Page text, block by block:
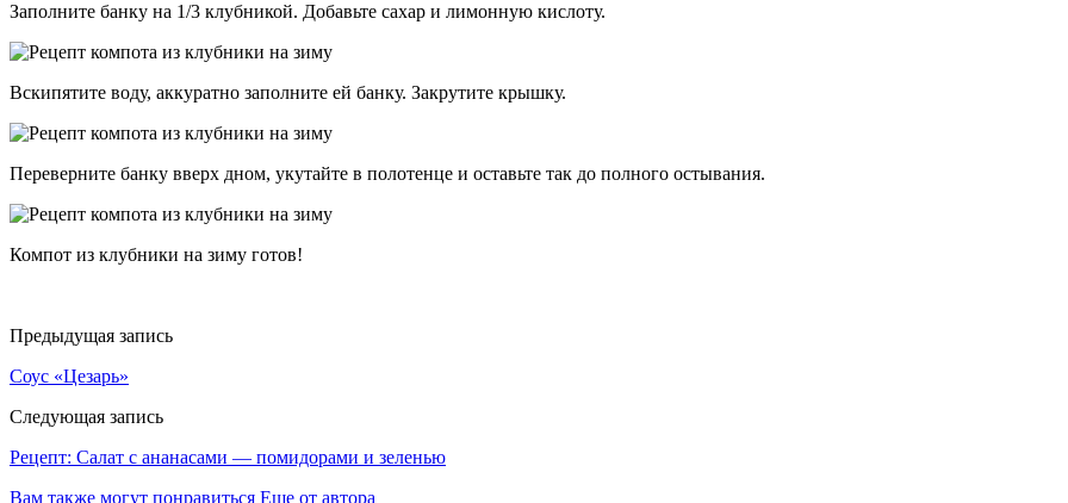
Заполните банку на 1/3 клубникой. Добавьте сахар и лимонную кислоту.
Вскипятите воду, аккуратно заполните ей банку. Закрутите крышку.
Переверните банку вверх дном, укутайте в полотенце и оставьте так до полного остывания.
Компот из клубники на зиму готов!
Предыдущая запись
Соус «Цезарь»
Следующая запись
Рецепт: Салат с ананасами — помидорами и зеленью
Вам также могут понравиться Еще от автора